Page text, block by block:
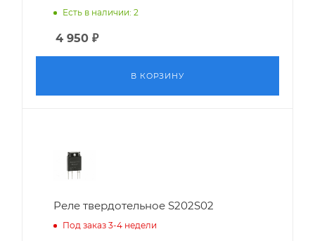
Есть в наличии: 2
4 950 ₽
В КОРЗИНУ
Реле твердотельное S202S02
Под заказ 3-4 недели